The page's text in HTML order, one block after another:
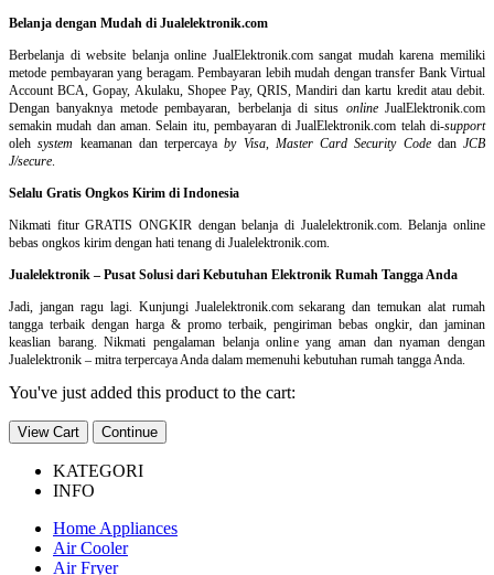
Belanja dengan Mudah di Jualelektronik.com
Berbelanja diwebsite belanja online JualElektronik.com sangat mudah karena memiliki
metode pembayaran yang beragam. Pembayaran lebih mudah dengan transfer Bank Virtual
Account BCA, Gopay, Akulaku, Shopee Pay, QRIS, Mandiri dan kartu kredit atau debit.
Dengan banyaknya metode pembayaran, berbelanja di situs onlineJualElektronik.com
semakin mudah dan aman. Selain itu, pembayaran di JualElektronik.com telah di-support
olehsystem keamanan dan terpercayaby Visa, Master Card Security Codedan JCB
J/secure.
Selalu Gratis Ongkos Kirim di Indonesia
Nikmati fitur GRATIS ONGKIR dengan belanja di Jualelektronik.com. Belanja online
bebas ongkos kirim dengan hati tenang di Jualelektronik.com.
Jualelektronik – Pusat Solusi dari Kebutuhan Elektronik Rumah Tangga Anda
Jadi, jangan ragu lagi. Kunjungi Jualelektronik.com sekarang dan temukan alat rumah
tangga terbaik dengan harga & promo terbaik, pengiriman bebas ongkir, dan jaminan
keaslian barang. Nikmati pengalaman belanja online yang aman dan nyaman dengan
Jualelektronik – mitra terpercaya Anda dalam memenuhi kebutuhan rumah tangga Anda.
You've just added this product to the cart:
View Cart Continue
KATEGORI
INFO
Home Appliances
Air Cooler
Air Fryer